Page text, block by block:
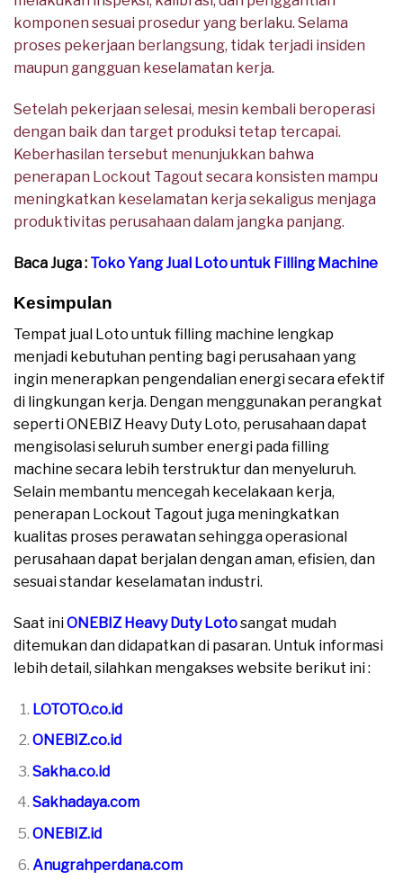
komponen sesuai prosedur yang berlaku. Selama
proses pekerjaan berlangsung, tidak terjadi insiden
maupun gangguan keselamatan kerja.
Setelah pekerjaan selesai, mesin kembali beroperasi
dengan baik dan target produksi tetap tercapai.
Keberhasilan tersebut menunjukkan bahwa
penerapan Lockout Tagout secara konsisten mampu
meningkatkan keselamatan kerja sekaligus menjaga
produktivitas perusahaan dalam jangka panjang.
Baca Juga : Toko Yang Jual Loto untuk Filling Machine
Kesimpulan
Tempat jual Loto untuk filling machine lengkap
menjadi kebutuhan penting bagi perusahaan yang
ingin menerapkan pengendalian energi secara efektif
di lingkungan kerja. Dengan menggunakan perangkat
seperti ONEBIZ Heavy Duty Loto, perusahaan dapat
mengisolasi seluruh sumber energi pada filling
machine secara lebih terstruktur dan menyeluruh.
Selain membantu mencegah kecelakaan kerja,
penerapan Lockout Tagout juga meningkatkan
kualitas proses perawatan sehingga operasional
perusahaan dapat berjalan dengan aman, efisien, dan
sesuai standar keselamatan industri.
Saat iniONEBIZ Heavy Duty Lotosangat mudah
ditemukan dan didapatkan di pasaran. Untuk informasi
lebih detail, silahkan mengakses website berikut ini :
LOTOTO.co.id
ONEBIZ.co.id
Sakha.co.id
Sakhadaya.com
ONEBIZ.id
Anugrahperdana.com